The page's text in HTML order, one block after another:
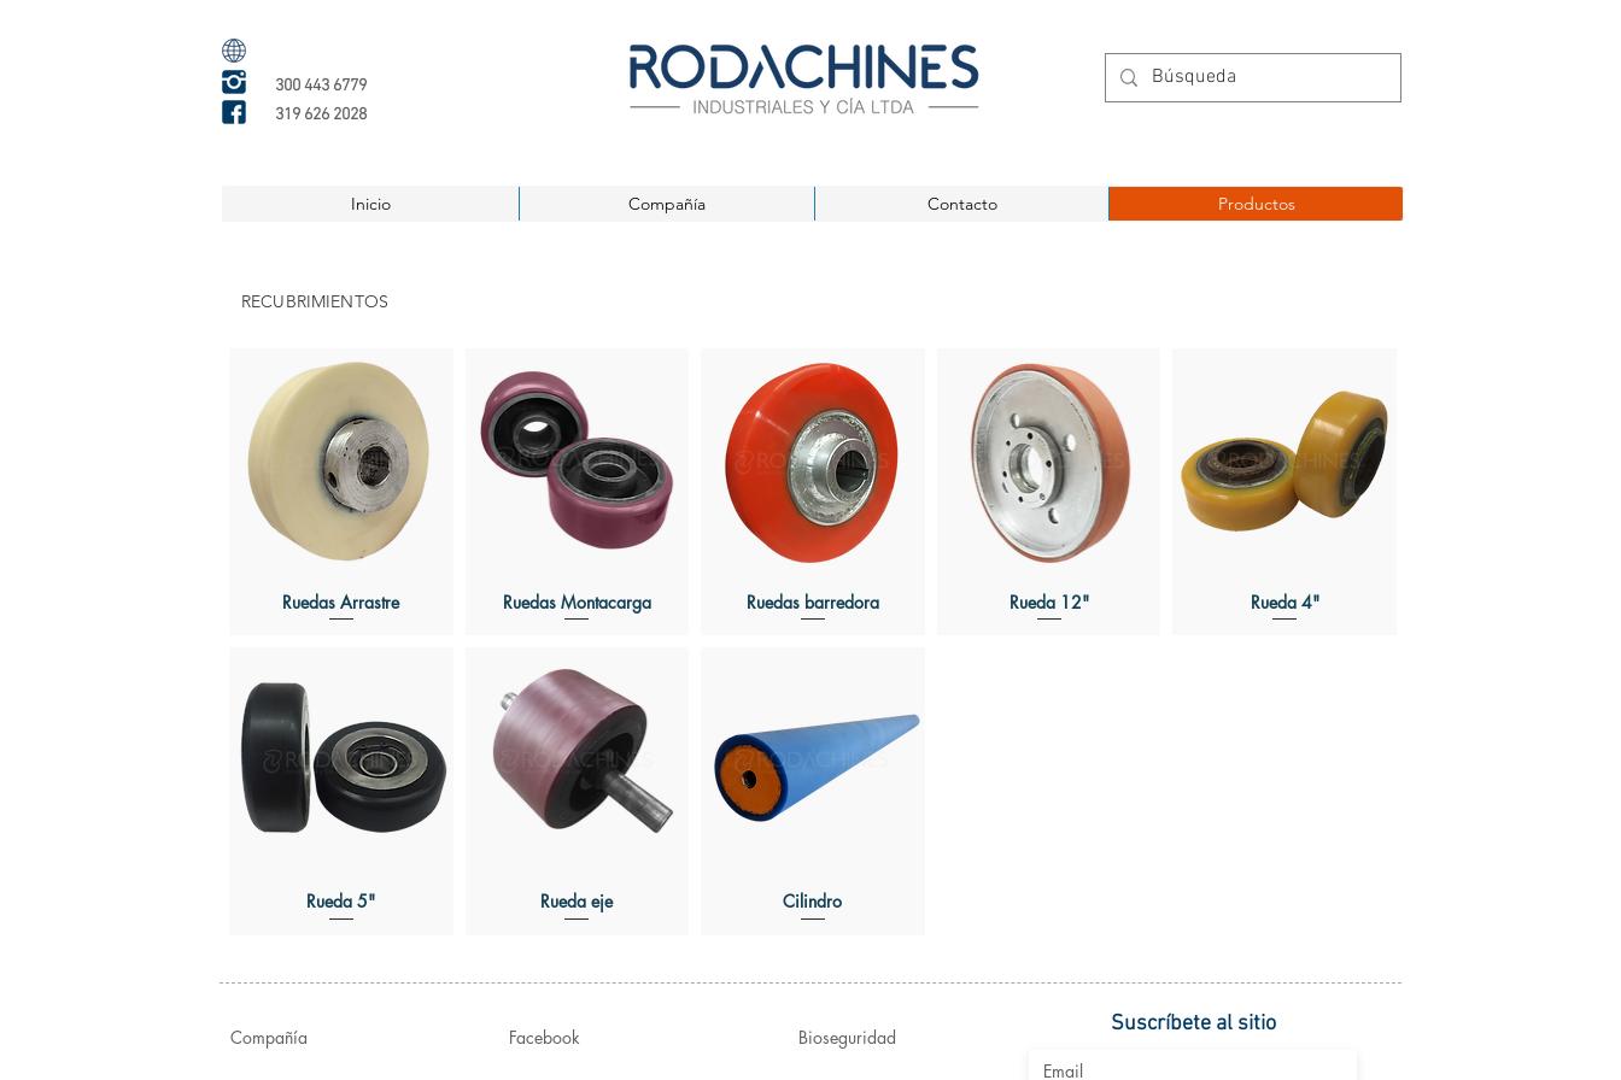
300 443 6779
319 626 2028
Inicio Compañía Contacto Productos
RECUBRIMIENTOS
Ruedas Arrastre Ruedas Montacarga Ruedas barredora Rueda 12" Rueda 4"
Rueda 5" Rueda eje Cilindro
Compañía Facebook Bioseguridad
Suscríbete al sitio